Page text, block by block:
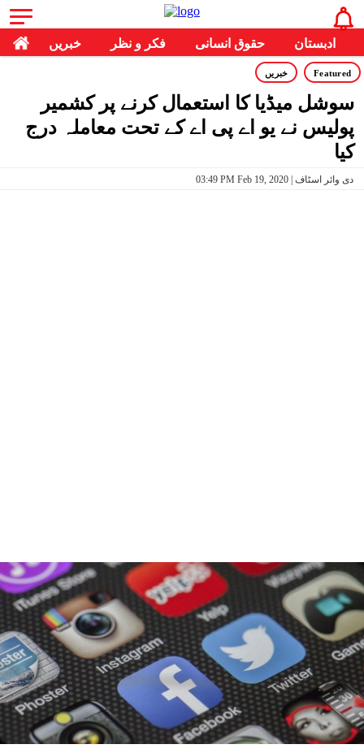
خبریں فکر و نظر حقوق انسانی ادبستان
Featured خبریں
سوشل میڈیا کا استعمال کرنے پر کشمیر
پولیس نے یو اے پی اے کے تحت معاملہ درج
کیا
03:49 PM Feb 19, 2020 | دی وائر اسٹاف